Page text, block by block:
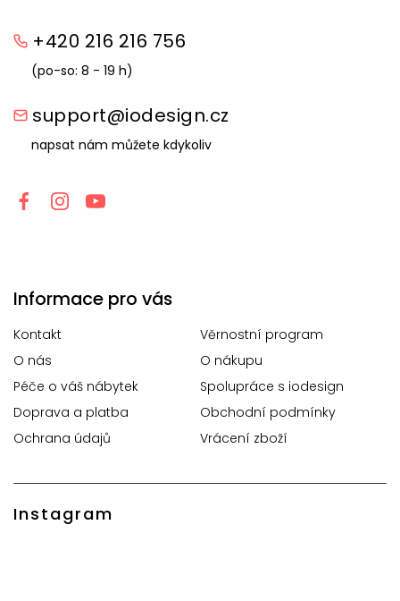
+420 216 216 756
(po-so: 8 - 19 h)
support@iodesign.cz
napsat nám můžete kdykoliv
Informace pro vás
Kontakt
Věrnostní program
O nás
O nákupu
Péče o váš nábytek
Spolupráce s iodesign
Doprava a platba
Obchodní podmínky
Ochrana údajů
Vrácení zboží
Instagram